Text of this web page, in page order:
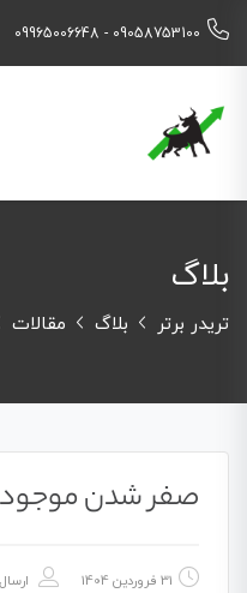
09058753100 - 09965006648
بلاگ
تریدر برتر بلاگ مقالات
صفر شدن
31 فروردین 1404